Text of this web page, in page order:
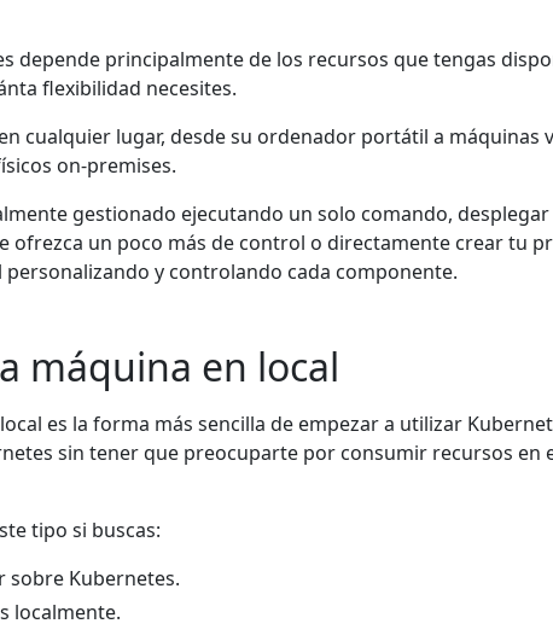
depende principalmente de los recursos que tengas
flexibilidad necesites.
cualquier lugar, desde su ordenador portátil a máquinas
on-premises.
gestionado ejecutando un solo comando,
ofrezca un poco más de control o directamente crear tu
y controlando cada componente.
máquina en local
es la forma más sencilla de empezar a utilizar
sin tener que preocuparte por consumir recursos en
tipo si buscas:
sobre Kubernetes.
localmente.